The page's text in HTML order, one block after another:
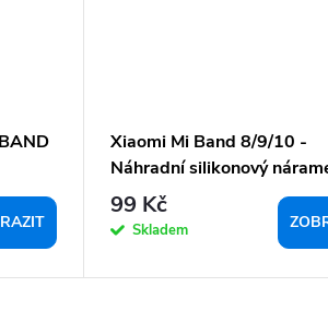
Xiaomi Mi Band 8/9/10 -
Náhradní silikonový
99 Kč
Skladem